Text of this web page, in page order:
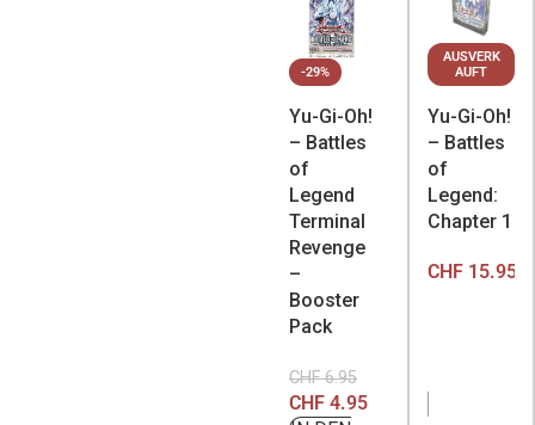
-29%
Yu-Gi-Oh!
– Battles
of
Legend
Terminal
Revenge
–
Booster
Pack
CHF6.95
CHF 4.95
AUSVERK
AUFT
Yu-Gi-Oh!
– Battles
of
Legend:
Chapter 1
CHF 15.95